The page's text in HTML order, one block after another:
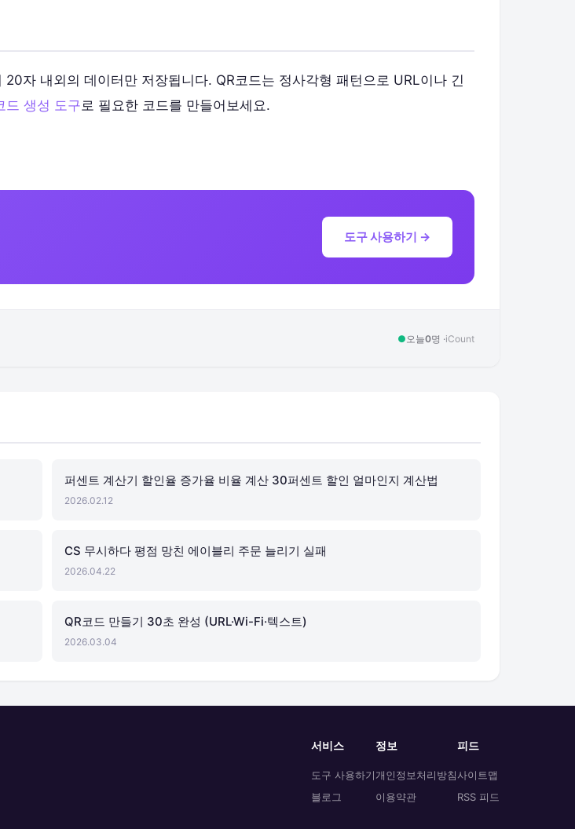
자 내외의 데이터만 저장됩니다. QR코드는 정사각형 패턴으로 URL이나 긴
드 생성 도구로 필요한 코드를 만들어보세요.
도구 사용하기 →
● 오늘0명 ·iCount
퍼센트 계산기 할인율 증가율 비율 계산 30퍼센트 할인 얼마인지 계산법
2026.02.12
CS 무시하다 평점 망친 에이블리 주문 늘리기 실패
2026.04.22
QR코드 만들기 30초 완성 (URL·Wi-Fi·텍스트)
2026.03.04
서비스
도구 사용하기
블로그
정보
개인정보처리방침
이용약관
피드
사이트맵
RSS 피드